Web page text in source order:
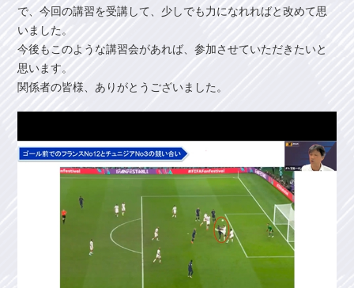
で、今回の講習を受講して、少しでも力になれればと改めて思
いました。
今後もこのような講習会があれば、参加させていただきたいと
思います。
関係者の皆様、ありがとうございました。